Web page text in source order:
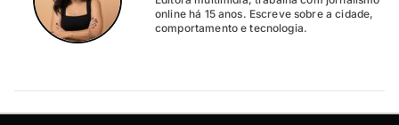
online há 15 anos. Escreve sobre a cidade,
comportamento e tecnologia.